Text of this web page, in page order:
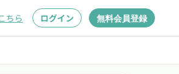
ちら ログイン 無料会員登録